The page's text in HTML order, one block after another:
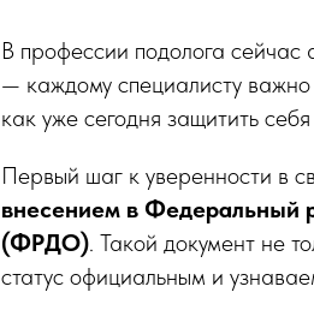
В профессии подолога сейчас
— каждому специалисту важно
как уже сегодня защитить
Первый шаг к уверенности в
внесением в Федеральный
(ФРДО). Такой документ не
статус официальным и